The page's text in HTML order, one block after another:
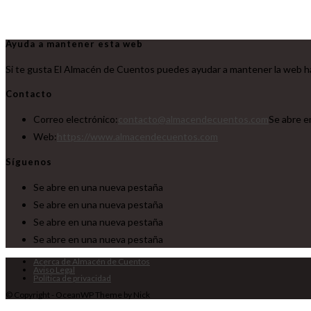
Ayuda a mantener esta web
Si te gusta El Almacén de Cuentos puedes ayudar a mantener la web
Contacto
Correo electrónico:
Se abre
Web:
Síguenos
Se abre en una nueva pestaña
Se abre en una nueva pestaña
Se abre en una nueva pestaña
Se abre en una nueva pestaña
Acerca de Almacén de Cuentos
Aviso Legal
Política de privacidad
© Copyright - OceanWP Theme by Nick